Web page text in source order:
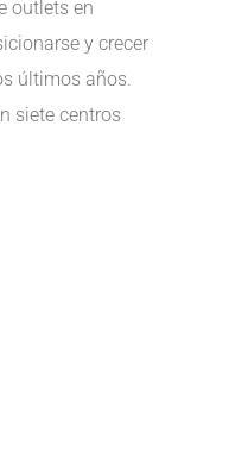
outlets en
y crecer
últimos años.
siete centros